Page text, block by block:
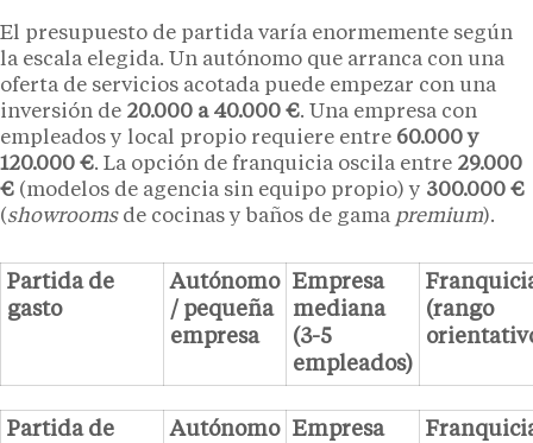
El presupuesto de partida varía enormemente según
la escala elegida. Un autónomo que arranca con una
oferta de servicios acotada puede empezar con una
inversión de 20.000 a 40.000 €. Una empresa con
empleados y local propio requiere entre 60.000 y
120.000 €. La opción de franquicia oscila entre 29.000
€ (modelos de agencia sin equipo propio) y 300.000 €
(showroomsde cocinas y baños de gama premium).
Partida de
gasto
Autónomo
/ pequeña
empresa
Empresa
mediana
(3-5
empleados)
(rango
Partida de
Autónomo
Empresa